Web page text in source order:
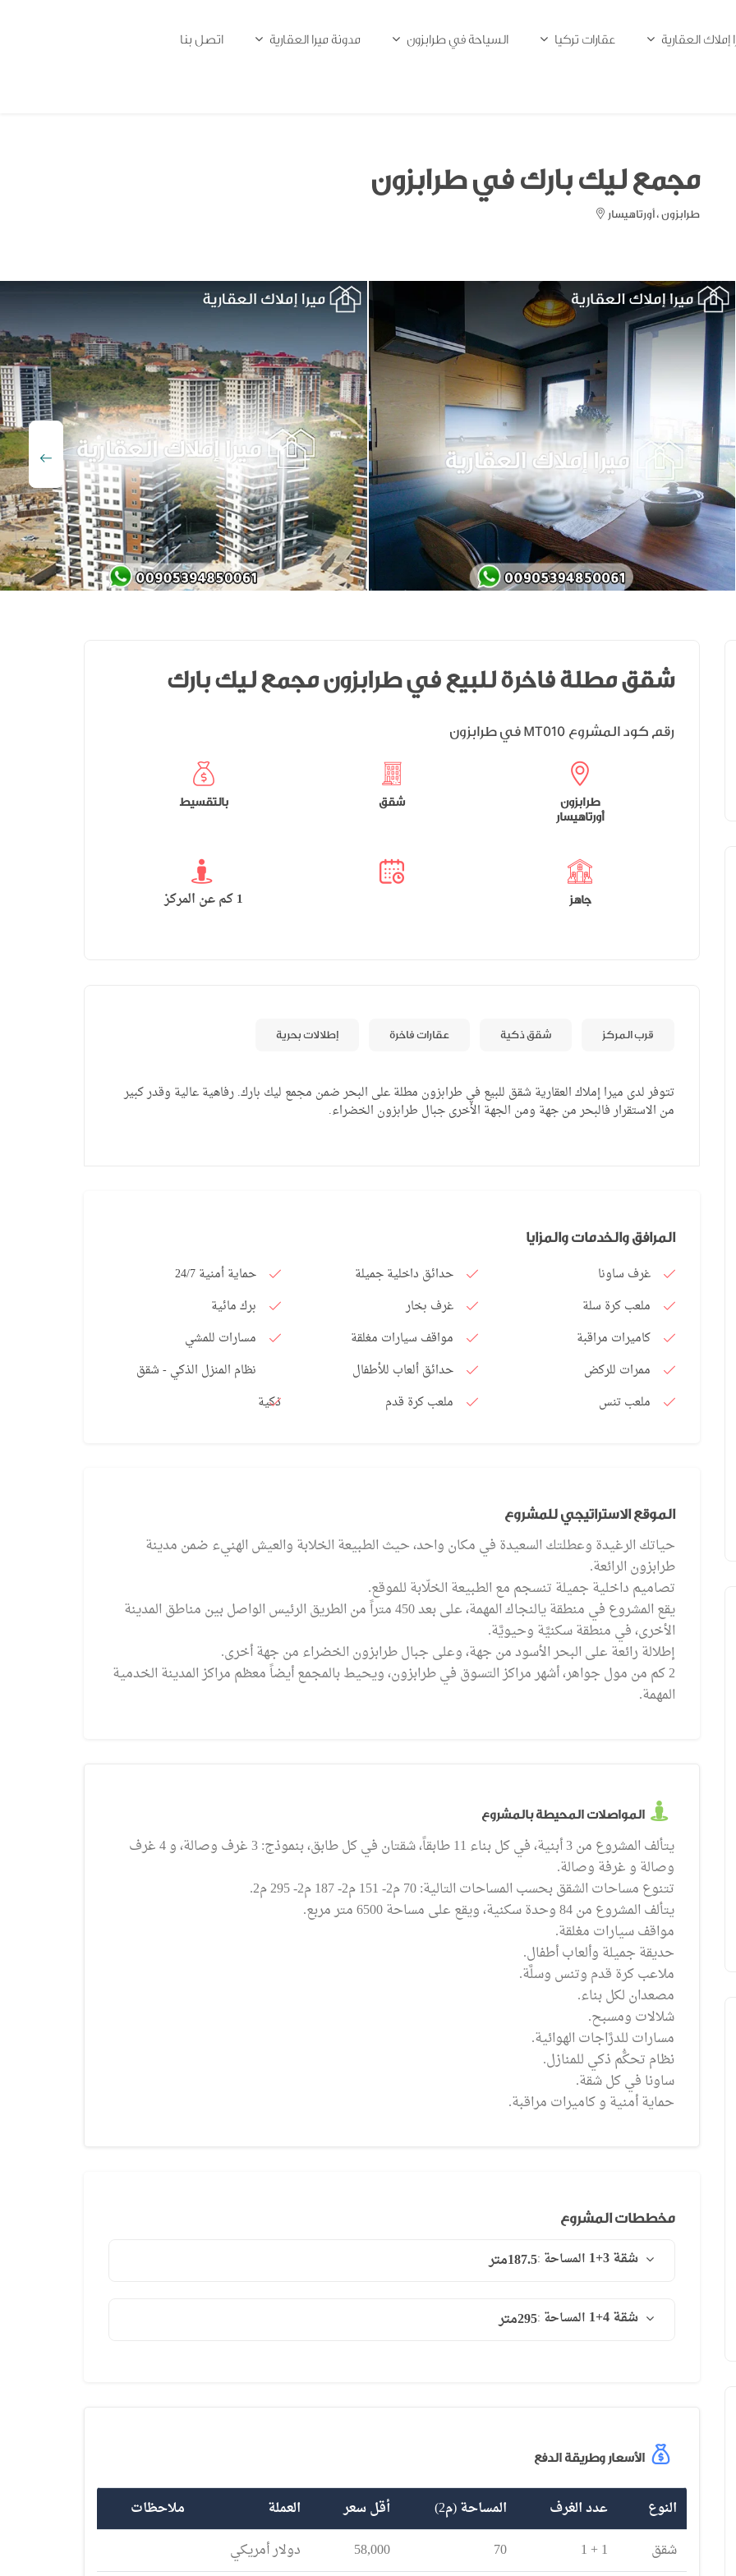
إملاك العقارية عقارات تركيا السياحة في طرابزون مدونة ميرا العقارية اتصل بنا
مجمع ليك بارك في طرابزون
طرابزون ، أورتاهيسار
شقق مطلة فاخرة للبيع في طرابزون مجمع ليك بارك
MT010 رقم كود المشروع
طرابزون
أورتاهيسار
شقق بالتقسيط
جاهز 1 كم عن المركز
إطلالات بحرية عقارات فاخرة شقق ذكية قرب المركز
تتوفر لدى ميرا إملاك العقارية شقق للبيع في طرابزون مطلة على البحر ضمن مجمع ليك بارك. رفاهية عالية وقدر كبير
من الاستقرار فالبحر من جهة ومن الجهة الأخرى جبال طرابزون الخضراء.
المرافق والخدمات والمزايا
غرف ساونا
ملعب كرة سلة
كاميرات مراقبة
ممرات للركض
ملعب تنس
حدائق داخلية جميلة
غرف بخار
مواقف سيارات مغلقة
حدائق ألعاب للأطفال
ملعب كرة قدم
حماية أمنية 24/7
برك مائية
مسارات للمشي
نظام المنزل الذكي - شقق
ذكية
الموقع الاستراتيجي للمشروع
حياتك الرغيدة وعطلتك السعيدة في مكان واحد، حيث الطبيعة الخلابة والعيش الهنيء ضمن مدينة
طرابزون الرائعة.
تصاميم داخلية جميلة تنسجم مع الطبيعة الخلّابة للموقع.
يقع المشروع في منطقة يالنجاك المهمة، على بعد 450 متراً من الطريق الرئيس الواصل بين مناطق المدينة
الأخرى، في منطقة سكنيَّة وحيويَّة.
إطلالة رائعة على البحر الأسود من جهة، وعلى جبال طرابزون الخضراء من جهة أخرى.
2 كم من مول جواهر، أشهر مراكز التسوق في طرابزون، ويحيط بالمجمع أيضاً معظم مراكز المدينة الخدمية
المهمة.
المواصلات المحيطة بالمشروع
يتألف المشروع من 3 أبنية، في كل بناء 11 طابقاً، شقتان في كل طابق، بنموذج: 3 غرف وصالة، و 4 غرف
وصالة و غرفة وصالة.
تتنوع مساحات الشقق بحسب المساحات التالية: 70 م2- 151 م2- 187 م2- 295 م2.
يتألف المشروع من 84 وحدة سكنية، ويقع على مساحة 6500 متر مربع.
مواقف سيارات مغلقة.
حديقة جميلة وألعاب أطفال.
ملاعب كرة قدم وتنس وسلَّة.
مصعدان لكل بناء.
شلالات ومسبح.
مسارات للدرَّاجات الهوائية.
نظام تحكُّم ذكي للمنازل.
ساونا في كل شقة.
حماية أمنية و كاميرات مراقبة.
مخططات المشروع
شقة 3+1 المساحة :187.5متر
شقة 4+1 المساحة :295متر
الأسعار وطريقة الدفع
النوع عدد الغرف المساحة (م2) أقل سعر العملة
ملاحظات
شقق
1 + 1
70
58,000 دولار أمريكي
MTP023 نقدا
شقة 3 غرف وصالة للبيع في طرابزون يومرا
الخدمات
MTP021 نقدا
طرابزون ، أرسين
شقة مؤثثة ومكيفة غرفتين وصالة للبيع في
طرابزون أرسين
MS003 بالتقسيط
اسطنبول ، باشاك شهير
مجمع فاخر في اسطنبول الأوروبية في منطقة